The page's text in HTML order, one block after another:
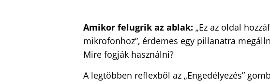
Amikor felugrik az ablak: „Ez az oldal
mikrofonhoz”, érdemes egy pillanatra
Mire fogják használni?
A legtöbben reflexből az „Engedélyezés”